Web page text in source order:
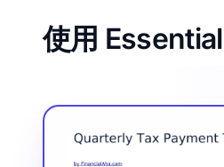
使用